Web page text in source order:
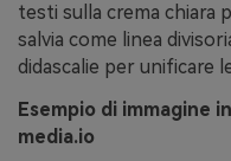
testi sulla crema chiara
salvia come linea
didascalie per unificare
Esempio di immagine
media.io